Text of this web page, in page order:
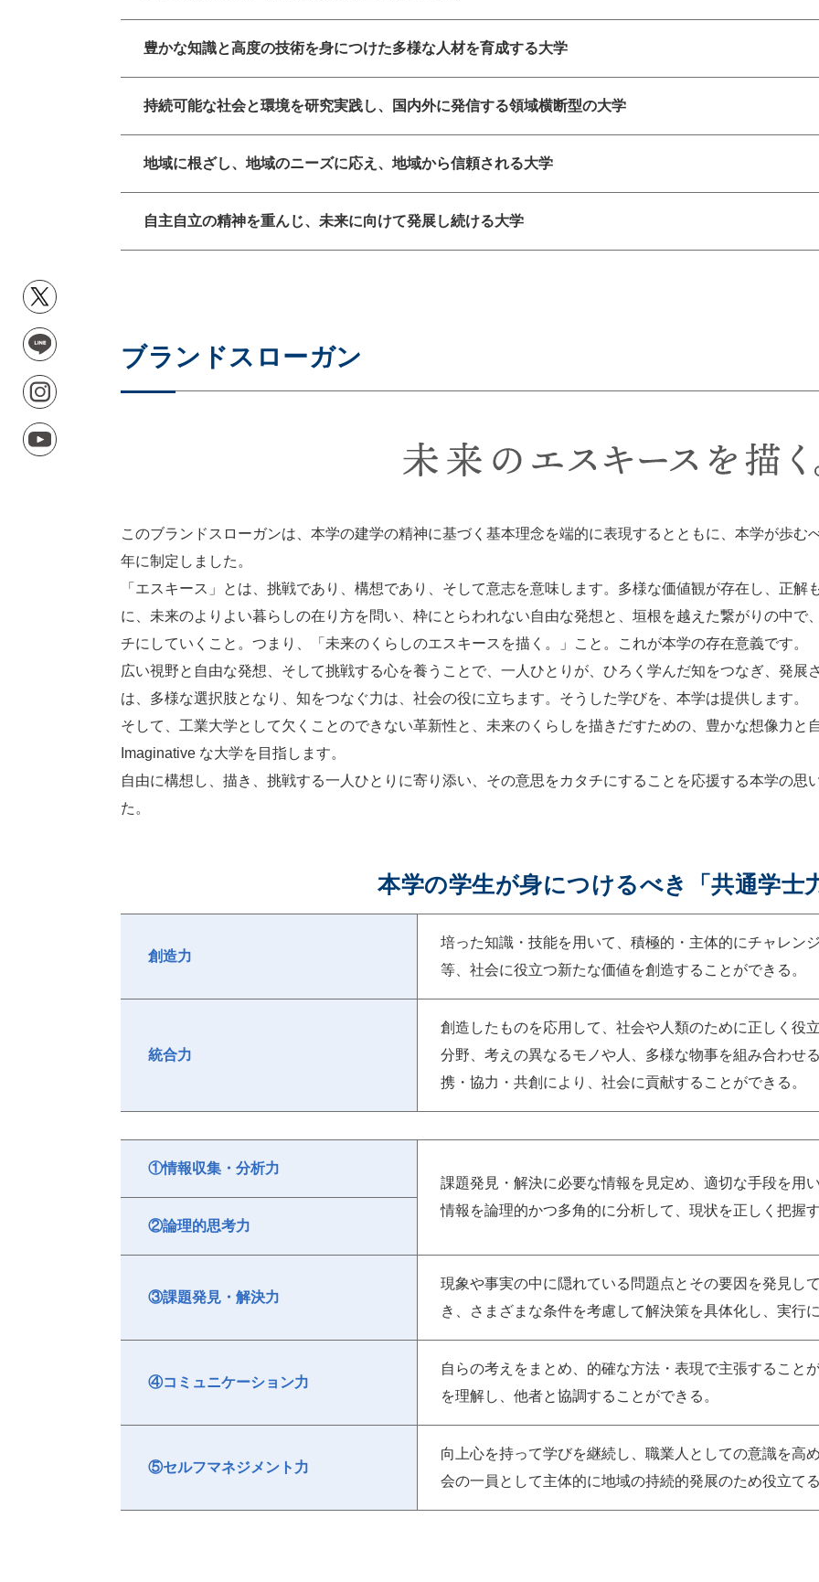
豊かな知識と高度の技術を身につけた多様な人材を育成する大学
持続可能な社会と環境を研究実践し、国内外に発信する領域横断型の大学
地域に根ざし、地域のニーズに応え、地域から信頼される大学
自主自立の精神を重んじ、未来に向けて発展し続ける大学
ブランドスローガン
このブランドスローガンは、本学の建学の精神に基づく基本理念を端的に表現するとともに、本学が歩む
年に制定しました。
「エスキース」とは、挑戦であり、構想であり、そして意志を意味します。多様な価値観が存在し、正解
に、未来のよりよい暮らしの在り方を問い、枠にとらわれない自由な発想と、垣根を越えた繋がりの中で
チにしていくこと。つまり、「未来のくらしのエスキースを描く。」こと。これが本学の存在意義です。
広い視野と自由な発想、そして挑戦する心を養うことで、一人ひとりが、ひろく学んだ知をつなぎ、発展
は、多様な選択肢となり、知をつなぐ力は、社会の役に立ちます。そうした学びを、本学は提供します。
そして、工業大学として欠くことのできない革新性と、未来のくらしを描きだすための、豊かな想像力と
Imaginative な大学を目指します。
自由に構想し、描き、挑戦する一人ひとりに寄り添い、その意思をカタチにすることを応援する本学の思
た。
本学の学生が身につけるべき 「共通学士
創造力
培った知識・技能を用いて、積極的・主体的にチャレン
等、社会に役立つ新たな価値を創造することができる。
統合力
創造したものを応用して、社会や人類のために正しく役
分野、考えの異なるモノや人、多様な物事を組み合わせ
携・協力・共創により、社会に貢献することができる。
①情報収集・分析力
課題発見・解決に必要な情報を見定め、適切な手段を用
情報を論理的かつ多角的に分析して、現状を正しく把握
②論理的思考力
③課題発見・解決力
現象や事実の中に隠れている問題点とその要因を発見し
き、さまざまな条件を考慮して解決策を具体化し、実行
④コミュニケーション力
自らの考えをまとめ、的確な方法・表現で主張すること
を理解し、他者と協調することができる。
⑤セルフマネジメント力
向上心を持って学びを継続し、職業人としての意識を高
会の一員として主体的に地域の持続的発展のため役立て